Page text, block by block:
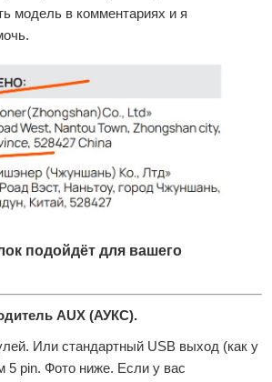
модель в комментариях и я
подойдёт для вашего
AUX (АУКС).
Или стандартный USB выход (как у
pin. Фото ниже. Если у вас